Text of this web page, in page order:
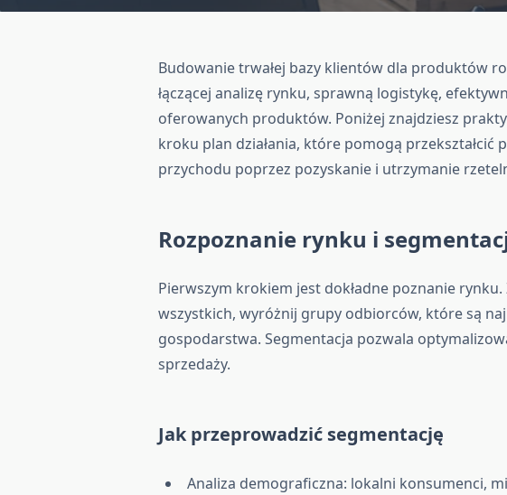
Budowanie trwałej bazy klientów dla produktów
łączącej analizę rynku, sprawną logistykę,
oferowanych produktów. Poniżej znajdziesz
kroku plan działania, które pomogą przekształcić
przychodu poprzez pozyskanie i utrzymanie
Rozpoznanie rynku i
Pierwszym krokiem jest dokładne poznanie
wszystkich, wyróżnij grupy odbiorców, które są
gospodarstwa. Segmentacja pozwala
sprzedaży.
Jak przeprowadzić segmentację
Analiza demograficzna: lokalni konsumenci,